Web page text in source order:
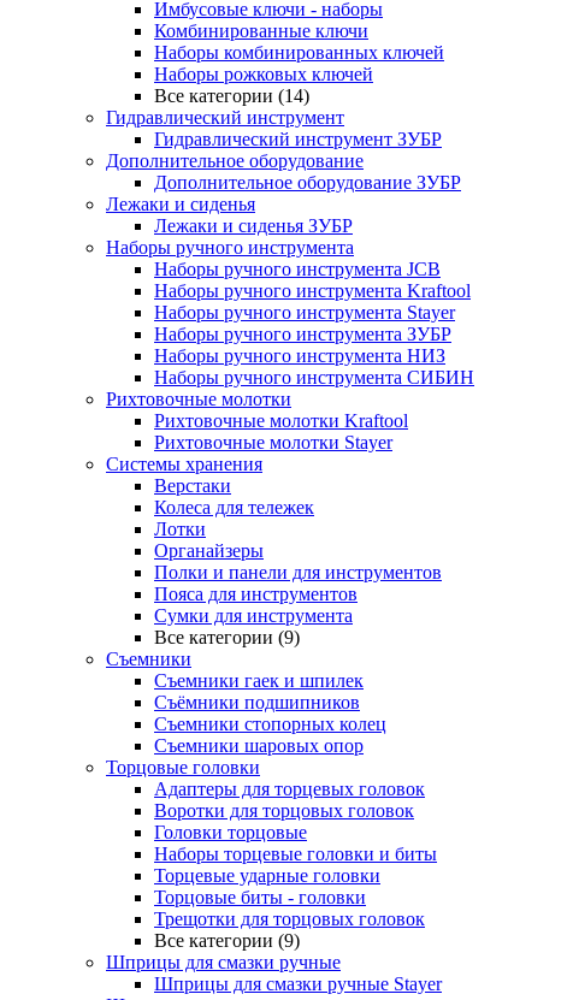
Имбусовые ключи - наборы
Комбинированные ключи
Наборы комбинированных ключей
Наборы рожковых ключей
Все категории (14)
Гидравлический инструмент
Гидравлический инструмент ЗУБР
Дополнительное оборудование
Дополнительное оборудование ЗУБР
Лежаки и сиденья
Лежаки и сиденья ЗУБР
Наборы ручного инструмента
Наборы ручного инструмента JCB
Наборы ручного инструмента Kraftool
Наборы ручного инструмента Stayer
Наборы ручного инструмента ЗУБР
Наборы ручного инструмента НИЗ
Наборы ручного инструмента СИБИН
Рихтовочные молотки
Рихтовочные молотки Kraftool
Рихтовочные молотки Stayer
Системы хранения
Верстаки
Колеса для тележек
Лотки
Органайзеры
Полки и панели для инструментов
Пояса для инструментов
Сумки для инструмента
Все категории (9)
Съемники
Съемники гаек и шпилек
Съёмники подшипников
Съемники стопорных колец
Съемники шаровых опор
Торцовые головки
Адаптеры для торцевых головок
Воротки для торцовых головок
Головки торцовые
Наборы торцевые головки и биты
Торцевые ударные головки
Торцовые биты - головки
Трещотки для торцовых головок
Все категории (9)
Шприцы для смазки ручные
Шприцы для смазки ручные Stayer